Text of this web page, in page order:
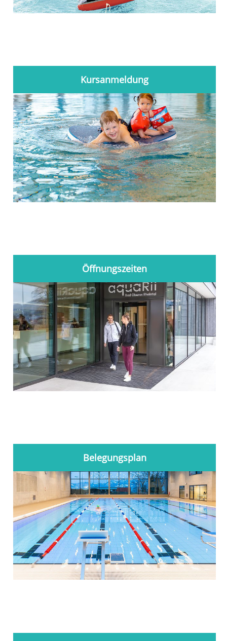
Kursanmeldung
Öffnungszeiten
Belegungsplan